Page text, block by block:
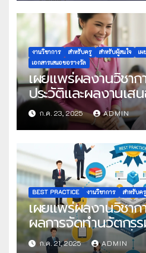
งานวิชาการ สำหรับครู สำหรับผู้สนใจ
เผ
เอกสารเสนอขอรางวัล
เผยแพร่ผลงานวิชาก
ประวัติและผลงานเ
โครงการครูดีในดวง
ครั้งที่ 22
ก.ค. 23, 2025 ADMIN
BEST PRACTICE งานวิชาการ สำหรับครู
เผยแพร่ผลงานวิชาก
ผลการจัดทำนวัตกร
คัดเลือกวิธีปฏิบัติที่เ
ก.ค. 21, 2025 ADMIN